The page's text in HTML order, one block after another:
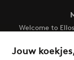
Jouw
Welcome to
your